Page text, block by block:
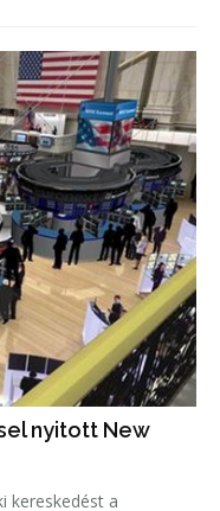
nyitott New
kereskedést a